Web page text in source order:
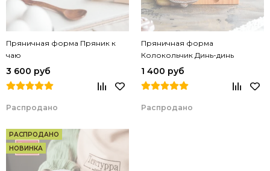
Пряничная форма Пряник к
чаю
3 600 руб
Распродано
Пряничная форма
Колокольчик Динь-динь
1 400 руб
Распродано
РАСПРОДАНО
НОВИНКА